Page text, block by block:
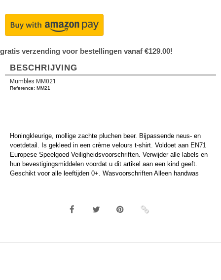
gratis verzending voor bestellingen vanaf €129.00!
BESCHRIJVING
Mumbles MM021
Reference: MM21
Honingkleurige, mollige zachte pluchen beer. Bijpassende neus- en
voetdetail. Is gekleed in een crème velours t-shirt. Voldoet aan EN71
Europese Speelgoed Veiligheidsvoorschriften. Verwijder alle labels en
hun bevestigingsmiddelen voordat u dit artikel aan een kind geeft.
Geschikt voor alle leeftijden 0+. Wasvoorschriften Alleen handwas